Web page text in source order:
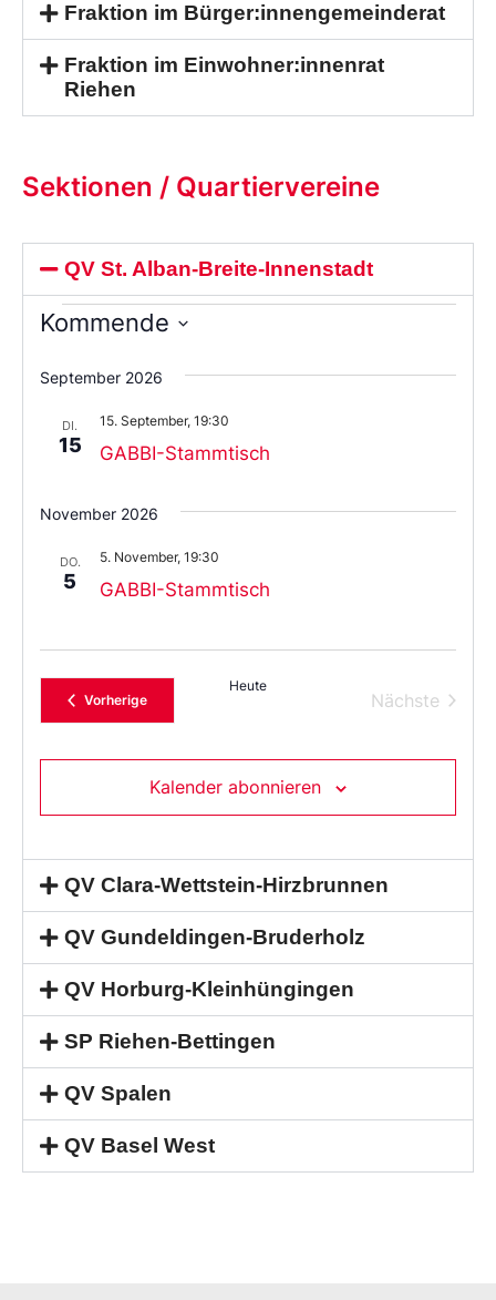
Fraktion im Bürger:innengemeinderat
Fraktion im Einwohner:innenrat
Riehen
Sektionen / Quartiervereine
QV St. Alban-Breite-Innenstadt
Kommende
Sie
das
aus.
September 2026
DI.
15 GABBI-Stammtisch
15. September, 19:30
November 2026
DO.
5 GABBI-Stammtisch
5. November, 19:30
VorherigeVeranstaltungen
Heute
Nächste
Kalender abonnieren
QV Clara-Wettstein-Hirzbrunnen
QV Gundeldingen-Bruderholz
QV Horburg-Kleinhüngingen
SP Riehen-Bettingen
QV Spalen
QV Basel West